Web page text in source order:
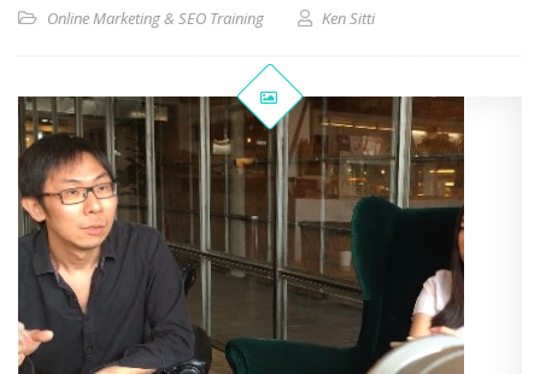
Online Marketing & SEO Training
Ken Sitti